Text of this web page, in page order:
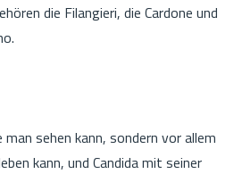
die Filangieri, die Cardone und
sehen kann, sondern vor allem
kann, und Candida mit seiner